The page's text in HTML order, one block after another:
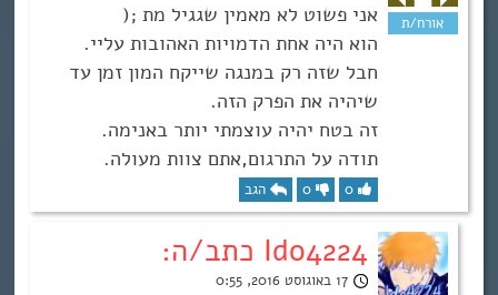
אני פשוט לא מאמין שגגיל מת ;(
הוא היה אחת הדמויות האהובות עליי.
חבל שזה רק במנגה שייקח המון זמן עד
שיהיה את הפרק הזה.
זה בטח יהיה עוצמתי יותר באנימה.
תודה על התרגום,אתם צוות מעולה.
0
0 הגב
Ido4224 כתב/ה:
17 באוגוסט 2016, 0:55